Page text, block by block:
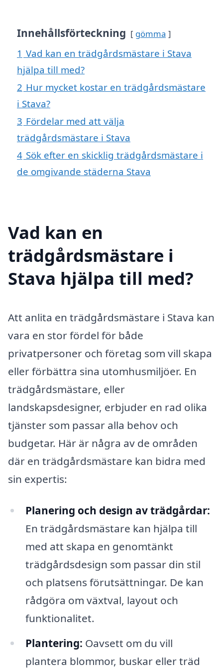
Innehållsförteckning gömma
1 Vad kan en trädgårdsmästare i Stava
hjälpa till med?
2 Hur mycket kostar en trädgårdsmästare
i Stava?
3 Fördelar med att välja
trädgårdsmästare i Stava
4 Sök efter en skicklig trädgårdsmästare i
de omgivande städerna Stava
Vad kan en
trädgårdsmästare i
Stava hjälpa till med?
Att anlita en trädgårdsmästare i Stava kan
vara en stor fördel för både
privatpersoner och företag som vill skapa
eller förbättra sina utomhusmiljöer. En
trädgårdsmästare, eller
landskapsdesigner, erbjuder en rad olika
tjänster som passar alla behov och
budgetar. Här är några av de områden
där en trädgårdsmästare kan bidra med
sin expertis:
Planering och design av trädgårdar:
En trädgårdsmästare kan hjälpa till
med att skapa en genomtänkt
trädgårdsdesign som passar din stil
och platsens förutsättningar. De kan
rådgöra om växtval, layout och
funktionalitet.
Plantering: Oavsett om du vill
plantera blommor, buskar eller träd